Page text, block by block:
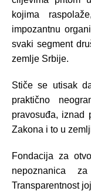
kojima
impozantnu
svaki segment
zemlje Srbije.
Stiče se utisak
praktično
pravosuđa, iznad
Zakona i to u
Fondacija za
nepoznanica
Transparentnost